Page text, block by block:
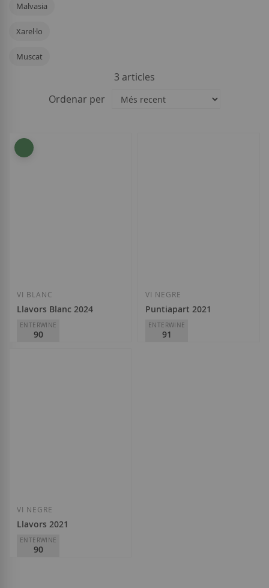
Malvasia
Xarel·lo
Muscat
3 articles
Ordenar per
VI BLANC
Llavors Blanc 2024
ENTERWINE
90
VI NEGRE
Puntiapart 2021
ENTERWINE
91
VI NEGRE
Llavors 2021
ENTERWINE
90